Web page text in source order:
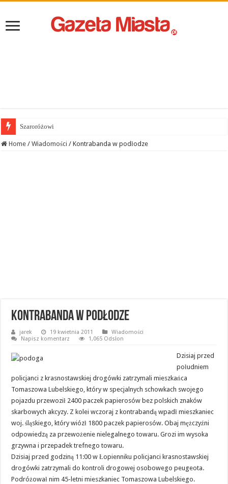
Szaroróżowi
Home / Wiadomości / Kontrabanda w podłodze
Kontrabanda w podłodze
jarek 19 kwietnia 2011
Wiadomości
Napisz komentarz
1,065 Odsłon
Dzisiaj przed
południem
policjanci z krasnostawskiej drogówki zatrzymali mieszkańca
Tomaszowa Lubelskiego, który w specjalnych schowkach swojego
pojazdu przewoził 2400 paczek papierosów bez polskich znaków
skarbowych akcyzy. Z kolei wczoraj z kontrabandą wpadł mieszkaniec
woj. śląskiego, który wiózł 1800 paczek papierosów. Obaj mężczyźni
odpowiedzą za przewożenie nielegalnego towaru. Grozi im wysoka
grzywna i przepadek trefnego towaru.
Dzisiaj przed godziną 11:00 w Łopienniku policjanci krasnostawskiej
drogówki zatrzymali do kontroli drogowej osobowego peugeota.
Podróżował nim 45-letni mieszkaniec Tomaszowa Lubelskiego.